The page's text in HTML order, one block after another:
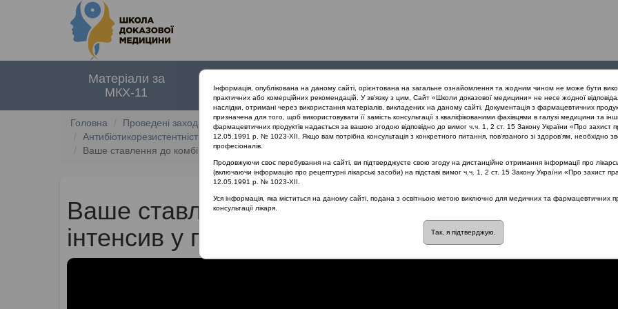
Матеріали за
МКХ-11
документи
заходи
проекту
Головна
Проведені заходи
Антибіотикорезистентність при лікуванні загальних захворювань ЛОР органів як міждисциплінарна проблема.
Ваше ставлення до комбінації препаратів Міралес інтенсив у пацієнтів із сезонним ринітом
Ваше ставлення до комбінації препаратів
інтенсив у пацієнтів із сезонним ринітом
Інформація, опублікована на даному сайті, орієнтована на загальне ознайомлення та жодним чином не може бути
практичних або комерційних рекомендацій. У зв’язку з цим, Сайт «Школи доказової медицини» не несе жодної
наслідки, отримані через використання матеріалів, викладених на даному сайті. Документація з фармацевтичних
призначена для того, щоб використовувати її замість консультації з кваліфікованими фахівцями в галузі медицини та
фармацевтичних продуктів надається за вашою згодою відповідно до вимог ч.ч. 1, 2 ст. 15 Закону України «Про захист
12.05.1991 р. № 1023-XII. Якщо вам потрібна консультація з конкретного питання, пов’язаного зі здоров’ям, необхідно
професіоналів.
Продовжуючи своє перебування на сайті, ви підтверджуєте свою згоду на дистанційне отримання інформації про
(включаючи інформацію про рецептурні лікарські засоби) на підставі вимог ч.ч. 1, 2 ст. 15 Закону України «Про захист
12.05.1991 р. № 1023-XII.
Уся інформація, яка міститься на даному сайті, подана з освітньою метою виключно для медичних та фармацевтичних
консультації лікаря.
Так, я підтверджую.